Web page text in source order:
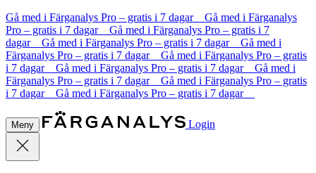
Gå med i Färganalys Pro – gratis i 7 dagar Gå med i Färganalys
Pro – gratis i 7 dagar Gå med i Färganalys Pro – gratis i 7
dagar Gå med i Färganalys Pro – gratis i 7 dagar Gå med i
Färganalys Pro – gratis i 7 dagar Gå med i Färganalys Pro – gratis
i 7 dagar Gå med i Färganalys Pro – gratis i 7 dagar Gå med i
Färganalys Pro – gratis i 7 dagar Gå med i Färganalys Pro – gratis
i 7 dagar Gå med i Färganalys Pro – gratis i 7 dagar
Meny Login